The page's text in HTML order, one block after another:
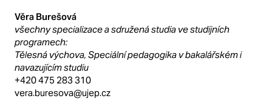
Věra Burešová
všechny specializace a sdružená studia ve studijních
programech:
Tělesná výchova, Speciální pedagogika v bakalářském i
navazujícím studiu
+420 475 283 310
vera.buresova@ujep.cz